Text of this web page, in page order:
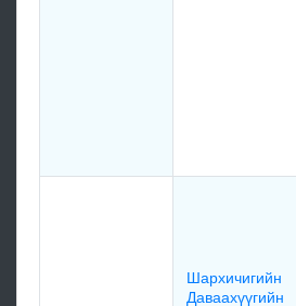
Шархичигийн
Даваахүүгийн